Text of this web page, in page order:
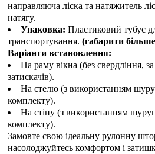
направляюча ліска та натяжитель
натягу.
Упаковка: Пластиковий тубус
транспортування.(габарити
Варіанти встановлення:
На раму вікна (без свердління,
затискачів).
На стелю (з використанням
комплекту).
На стіну (з використанням
комплекту).
Замовте свою ідеальну рулонну
насолоджуйтесь комфортом і